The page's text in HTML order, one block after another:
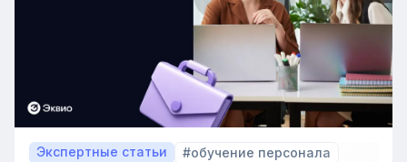
Экспертные статьи #обучение персонала